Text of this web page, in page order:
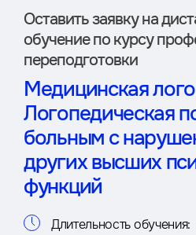
Оставить заявку на
обучение по курсу
переподготовки
Медицинская
Логопедическая
больным с
других высших
функций
Длительность обучения: